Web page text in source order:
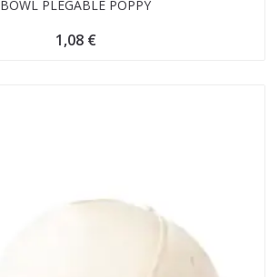
BOWL PLEGABLE POPPY
1,08 €